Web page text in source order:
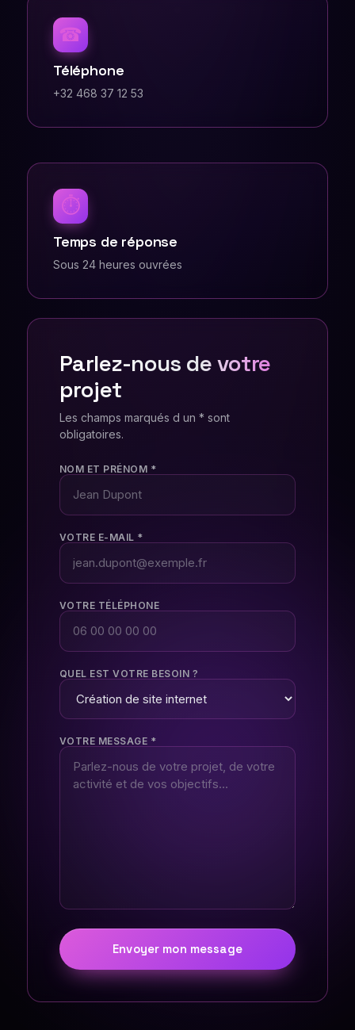
☎
Téléphone
+32 468 37 12 53
⏱
Temps de réponse
Sous 24 heures ouvrées
Parlez-nous de votre
projet
Les champs marqués d un * sont
obligatoires.
NOM ET PRÉNOM *
VOTRE E-MAIL *
VOTRE TÉLÉPHONE
QUEL EST VOTRE BESOIN ?
VOTRE MESSAGE *